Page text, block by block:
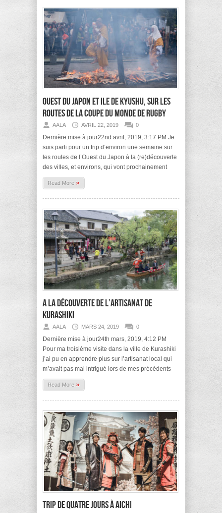
Ouest du Japon et ile de Kyushu, sur les
routes de la coupe du monde de rugby
AALA AVRIL 22, 2019 0
Dernière mise à jour22nd avril, 2019, 3:17 PM Je
suis parti pour un trip d’environ une semaine sur
les routes de l’Ouest du Japon à la (re)découverte
des villes, et environs, qui vont prochainement
Read More »
A la découverte de l’artisanat de
Kurashiki
AALA MARS 24, 2019 0
Dernière mise à jour24th mars, 2019, 4:12 PM
Pour ma troisième visite dans la ville de Kurashiki
j’ai pu en apprendre plus sur l’artisanat local qui
m’avait pas mal intrigué lors de mes précédents
Read More »
Trip de quatre jours à Aichi